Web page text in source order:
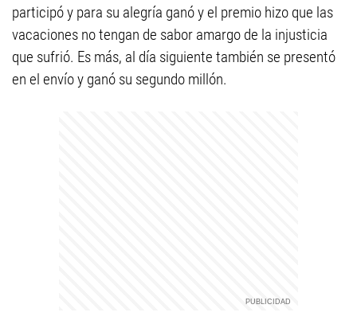
participó y para su alegría ganó y el premio hizo que las
vacaciones no tengan de sabor amargo de la injusticia
que sufrió. Es más, al día siguiente también se presentó
en el envío y ganó su segundo millón.